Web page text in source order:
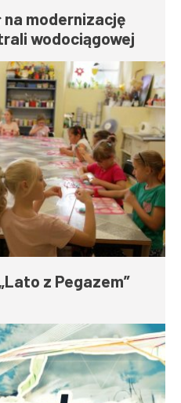
na modernizację
wodociągowej
z Pegazem”